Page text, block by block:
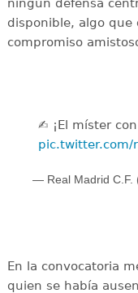
ningún defensa
disponible, algo que
compromiso
✍️ ¡El míster
pic.twitter.com/
— Real Madrid C.F.
En la convocatoria
quien se había